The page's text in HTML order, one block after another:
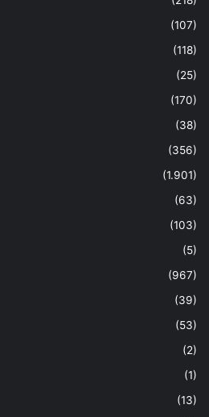
(107)
(118)
(25)
(170)
(38)
(356)
(1.901)
(63)
(103)
(5)
(967)
(39)
(53)
(2)
(1)
(13)